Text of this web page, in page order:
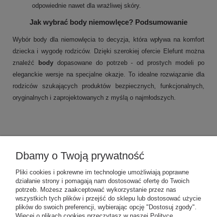
odpowiednie nawet dla wrażliwej skóry.
Jak wybrać body niemowlęce? Podsumowanie
Wybór body dla niemowlęcia to decyzja, która wpływa na komfort
dziecka i wygodę rodziców. Dzięki szerokiej ofercie Elefunt można
znaleźć bodydopasowane do potrzeb - od prostych modeli po
eleganckie wersje na specjalne okazje. To idealne rozwiązanie dla
rodziców szukających produktów bezpiecznych, funkcjonalnych,
oryginalnych i zaprojektowanych z myślą o najmłodszych.
POMOC
MOJE KONTO
Dbamy o Twoją prywatność
Pliki cookies i pokrewne im technologie umożliwiają poprawne
działanie strony i pomagają nam dostosować ofertę do Twoich
potrzeb. Możesz zaakceptować wykorzystanie przez nas
wszystkich tych plików i przejść do sklepu lub dostosować użycie
plików do swoich preferencji, wybierając opcję "Dostosuj zgody".